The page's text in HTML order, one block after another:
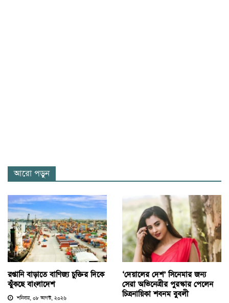
আরো পড়ুন
রপ্তানি বাড়াতে বাণিজ্য চুক্তির দিকে
ঝুঁকছে বাংলাদেশ
শনিবার, ০৮ আগস্ট, ২০২৬
‘দেয়ালের দেশ’ সিনেমার জন্য
সেরা অভিনেত্রীর পুরস্কার পেলেন
চিত্রনায়িকা শবনম বুবলী